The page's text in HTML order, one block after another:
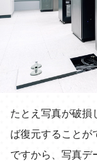
たとえ写真が破損
ば復元することが
ですから、写真デ